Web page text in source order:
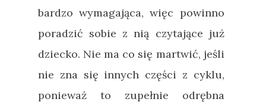
bardzo wymagająca, więc powinno
poradzić sobie z nią czytające już
dziecko. Nie ma co się martwić, jeśli
nie zna się innych części z cyklu,
ponieważ to zupełnie odrębna